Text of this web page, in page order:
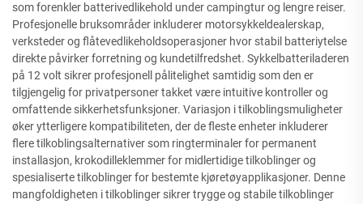
som forenkler batterivedlikehold under campingtur og lengre reiser.
Profesjonelle bruksområder inkluderer motorsykkeldealerskap,
verksteder og flåtevedlikeholdsoperasjoner hvor stabil batteriytelse
direkte påvirker forretning og kundetilfredshet. Sykkelbatteriladeren
på 12 volt sikrer profesjonell pålitelighet samtidig som den er
tilgjengelig for privatpersoner takket være intuitive kontroller og
omfattende sikkerhetsfunksjoner. Variasjon i tilkoblingsmuligheter
øker ytterligere kompatibiliteten, der de fleste enheter inkluderer
flere tilkoblingsalternativer som ringterminaler for permanent
installasjon, krokodilleklemmer for midlertidige tilkoblinger og
spesialiserte tilkoblinger for bestemte kjøretøyapplikasjoner. Denne
mangfoldigheten i tilkoblinger sikrer trygge og stabile tilkoblinger